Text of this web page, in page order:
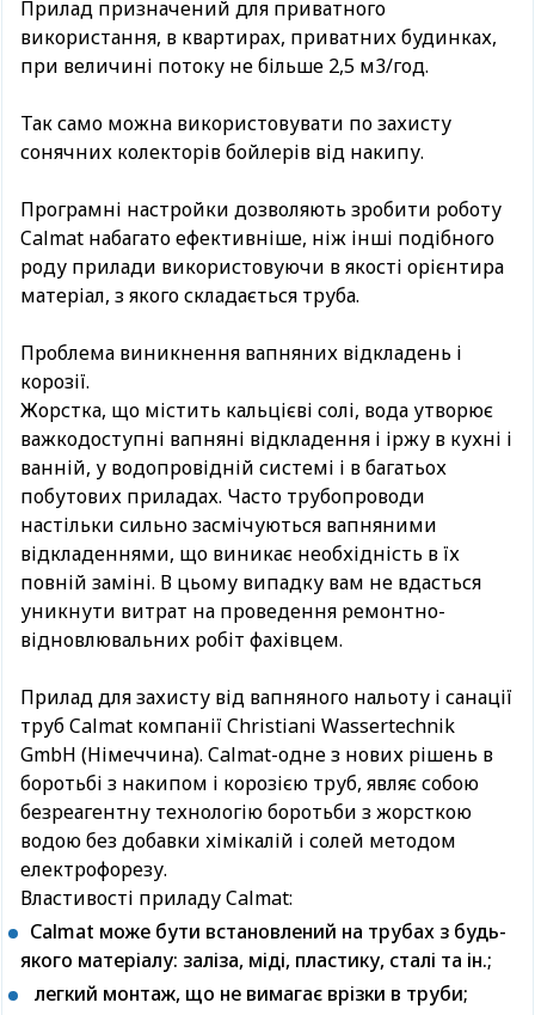
Прилад призначений для приватного
використання, в квартирах, приватних будинках,
при величині потоку не більше 2,5 м3/год.
Так само можна використовувати по захисту
сонячних колекторів бойлерів від накипу.
Програмні настройки дозволяють зробити роботу
Calmat набагато ефективніше, ніж інші подібного
роду прилади використовуючи в якості орієнтира
матеріал, з якого складається труба.
Проблема виникнення вапняних відкладень і
корозії.
Жорстка, що містить кальцієві солі, вода утворює
важкодоступні вапняні відкладення і іржу в кухні і
ванній, у водопровідній системі і в багатьох
побутових приладах. Часто трубопроводи
настільки сильно засмічуються вапняними
відкладеннями, що виникає необхідність в їх
повній заміні. В цьому випадку вам не вдасться
уникнути витрат на проведення ремонтно-
відновлювальних робіт фахівцем.
Прилад для захисту від вапняного нальоту і санації
труб Calmat компанії Christiani Wassertechnik
GmbH (Німеччина). Calmat-одне з нових рішень в
боротьбі з накипом і корозією труб, являє собою
безреагентну технологію боротьби з жорсткою
водою без добавки хімікалій і солей методом
електрофорезу.
Властивості приладу Calmat:
Calmat може бути встановлений на трубах з будь-
якого матеріалу: заліза, міді, пластику, сталі та ін.;
легкий монтаж, що не вимагає врізки в труби;